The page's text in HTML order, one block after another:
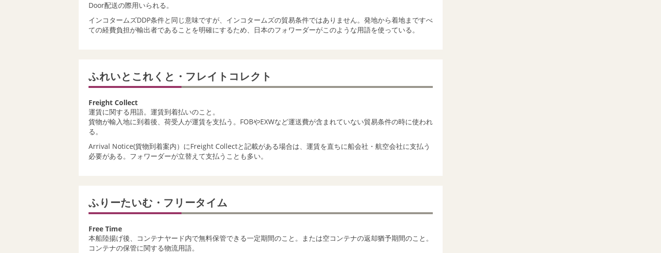
Door配送の際用いられる。
インコタームズDDP条件と同じ意味ですが、インコタームズの貿易条件ではありません。発地から着地まですべ
ての経費負担が輸出者であることを明確にするため、日本のフォワーダーがこのような用語を使っている。
ふれいとこれくと・フレイトコレクト
Freight Collect
運賃に関する用語。運賃到着払いのこと。
貨物が輸入地に到着後、荷受人が運賃を支払う。FOBやEXWなど運送費が含まれていない貿易条件の時に使われ
る。
Arrival Notice(貨物到着案内）にFreight Collectと記載がある場合は、運賃を直ちに船会社・航空会社に支払う
必要がある。フォワーダーが立替えて支払うことも多い。
ふりーたいむ・フリータイム
Free Time
本船陸揚げ後、コンテナヤード内で無料保管できる一定期間のこと。または空コンテナの返却猶予期間のこと。
コンテナの保管に関する物流用語。